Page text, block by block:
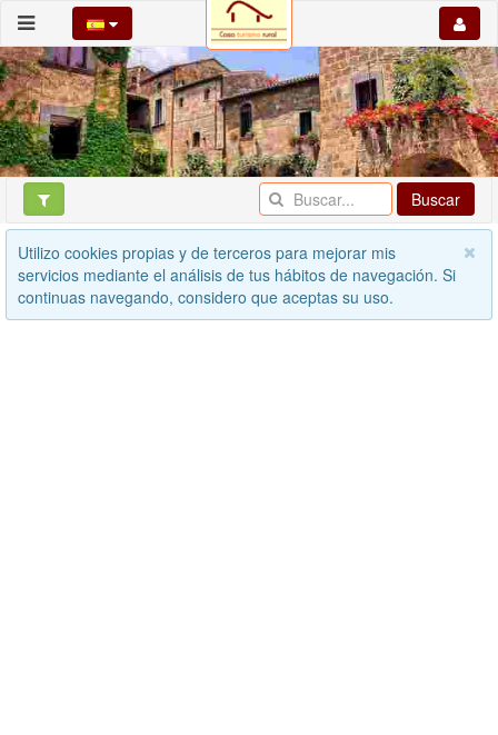
Buscar
Utilizo cookies propias y de terceros para mejorar mis
servicios mediante el análisis de tus hábitos de navegación. Si
continuas navegando, considero que aceptas su uso.